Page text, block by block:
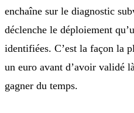
enchaîne sur le diagnostic
déclenche le déploiement
identifiées. C’est la façon la
un euro avant d’avoir validé
gagner du temps.